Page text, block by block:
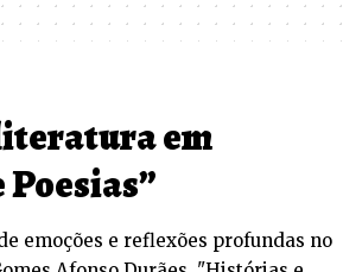
em
emoções e reflexões profundas no